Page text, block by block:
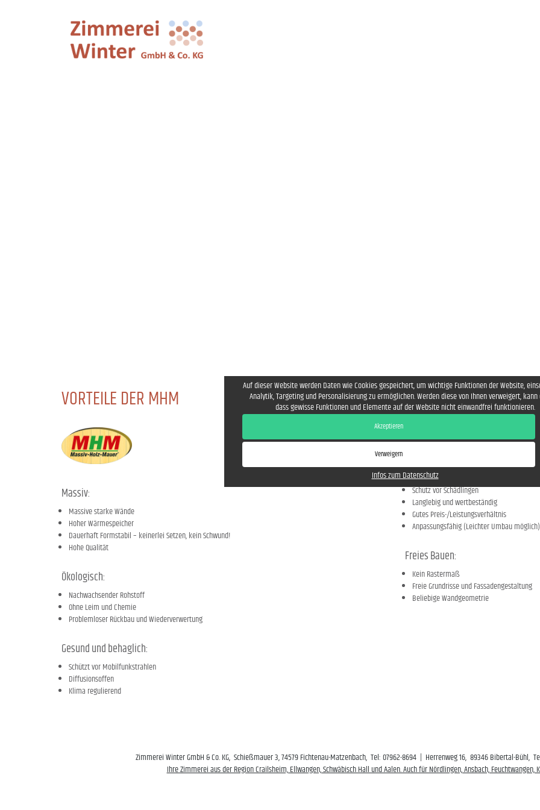
VORTEILE DER MHM
Massiv:
Massive starke Wände
Hoher Wärmespeicher
Dauerhaft Formstabil – keinerlei Setzen, kein Schwund!
Hohe Qualität
Ökologisch:
Nachwachsender Rohstoff
Ohne Leim und Chemie
Problemloser Rückbau und Wiederverwertung
Gesund und behaglich:
Schützt vor Mobilfunkstrahlen
Diffusionsoffen
Klima regulierend
Schnell:
Millimetergenau computergesteuert
Kurze Montagezeiten, rasante Fertigstellung
Geringere Kosten durch kurze Montagezeit
Schutz vor Schädlingen
Langlebig und wertbeständig
Gutes Preis-/Leistungsverhältnis
Anpassungsfähig (Leichter Umbau möglich)
Freies Bauen:
Kein Rastermaß
Freie Grundrisse und Fassadengestaltung
Beliebige Wandgeometrie
Zimmerei Winter GmbH & Co. KG, Schießmauer 3, 74579 Fichtenau-Matzenbach, Tel: 07962-8694 | Herrenweg 16, 89346 Bibertal-Bühl,
Ihre Zimmerei aus der Region Crailsheim, Ellwangen, Schwäbisch Hall und Aalen. Auch für Nördlingen, Ansbach, Feuchtwangen,
Auf dieser Website werden Daten wie Cookies gespeichert, um wichtige Funktionen der Website,
Analytik, Targeting und Personalisierung zu ermöglichen. Werden diese von Ihnen verweigert, kann
dass gewisse Funktionen und Elemente auf der Website nicht einwandfrei funktionieren.
Akzeptieren
Verweigern
Infos zum Datenschutz